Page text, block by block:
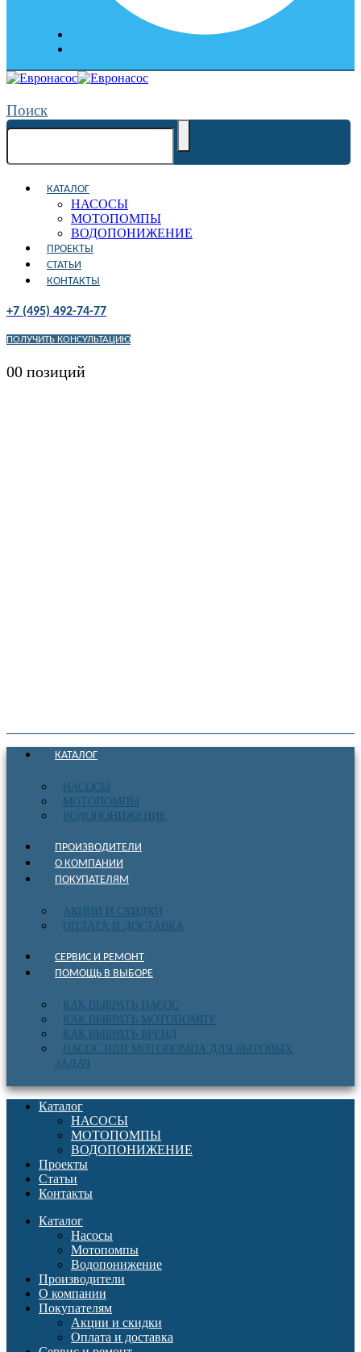
Поиск
КАТАЛОГ
НАСОСЫ
МОТОПОМПЫ
ВОДОПОНИЖЕНИЕ
ПРОЕКТЫ
СТАТЬИ
КОНТАКТЫ
+7 (495) 492-74-77
ПОЛУЧИТЬ КОНСУЛЬТАЦИЮ
00 позиций
КАТАЛОГ
НАСОСЫ
МОТОПОМПЫ
ВОДОПОНИЖЕНИЕ
ПРОИЗВОДИТЕЛИ
О КОМПАНИИ
ПОКУПАТЕЛЯМ
АКЦИИ И СКИДКИ
ОПЛАТА И ДОСТАВКА
СЕРВИС И РЕМОНТ
ПОМОЩЬ В ВЫБОРЕ
КАК ВЫБРАТЬ НАСОС
КАК ВЫБРАТЬ МОТОПОМПУ
КАК ВЫБРАТЬ БРЕНД
НАСОС ИЛИ МОТОПОМПА ДЛЯ БЫТОВЫХ
ЗАДАЧ
Каталог
НАСОСЫ
МОТОПОМПЫ
ВОДОПОНИЖЕНИЕ
Проекты
Статьи
Контакты
Каталог
Насосы
Мотопомпы
Водопонижение
Производители
О компании
Покупателям
Акции и скидки
Оплата и доставка